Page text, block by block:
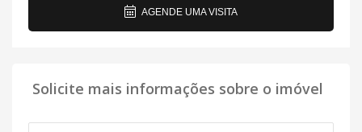
AGENDE UMA VISITA
Solicite mais informações sobre o imóvel